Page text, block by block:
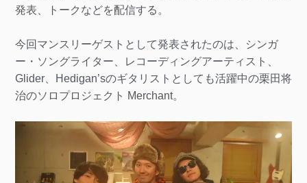
発表、トークなどを配信する。
今回マンスリーゲストとして発表されたのは、シンガ
ー・ソングライター、レコーディングアーティスト、
Glider、Hedigan’sのギタリストとしても活躍中の栗田将
治のソロプロジェクト Merchant。